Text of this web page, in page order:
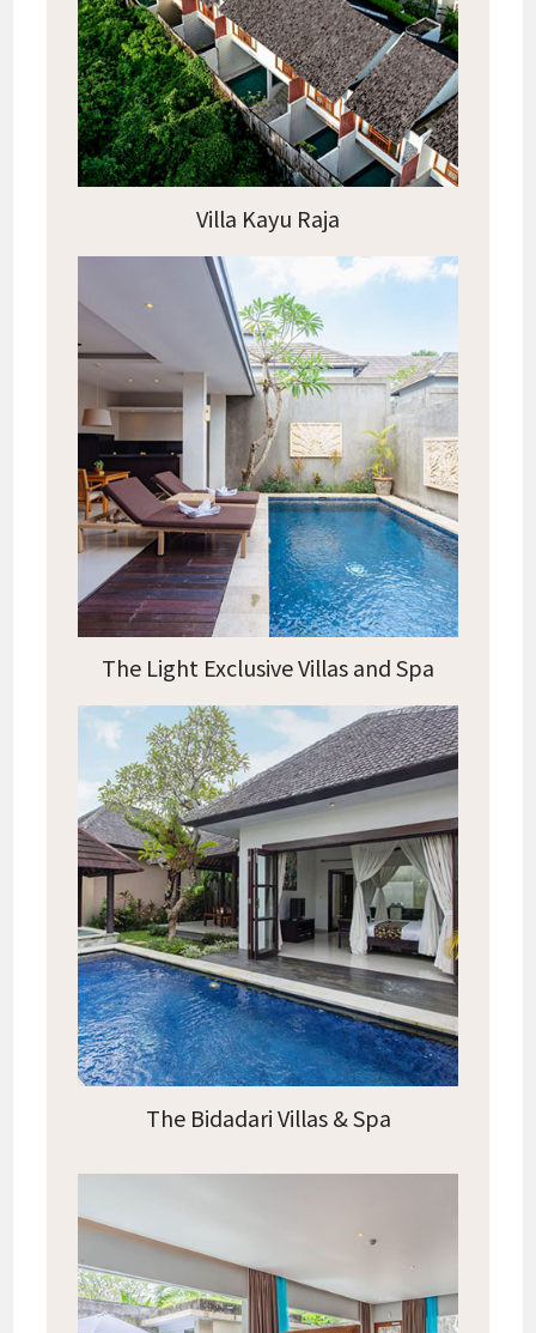
Villa Kayu Raja
The Light Exclusive Villas and Spa
The Bidadari Villas & Spa